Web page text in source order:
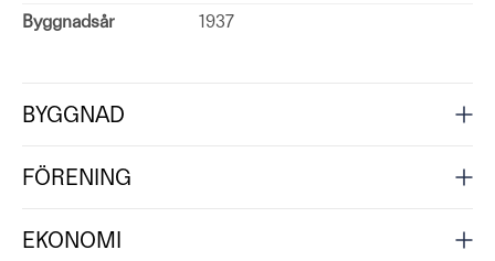
Byggnadsår
1937
BYGGNAD
FÖRENING
EKONOMI